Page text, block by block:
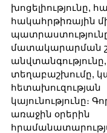
խոցելիությունը,
հակահրթիռային
մատակարարման
տեղաբաշխումը,
հետախուզության
կայունությունը։
առաջին օրերին